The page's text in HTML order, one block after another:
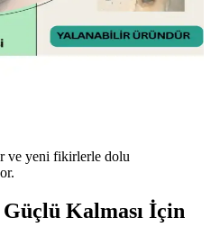
ve yeni fikirlerle dolu
Kalması İçin